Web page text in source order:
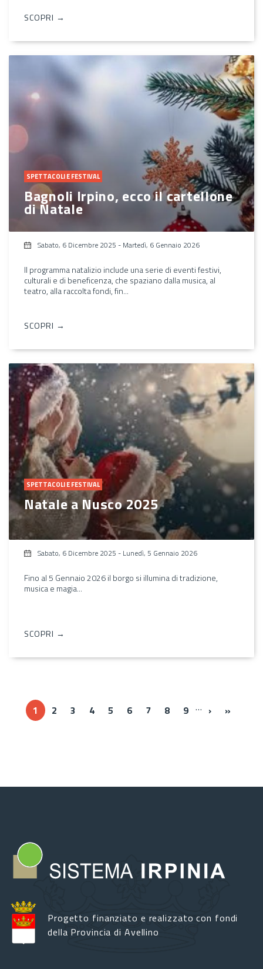
SCOPRI →
SPETTACOLI E FESTIVAL
Bagnoli Irpino, ecco il cartellone
di Natale
Sabato, 6 Dicembre 2025 - Martedì, 6 Gennaio 2026
Il programma natalizio include una serie di eventi festivi,
culturali e di beneficenza, che spaziano dalla musica, al
teatro, alla raccolta fondi, fin...
SCOPRI →
SPETTACOLI E FESTIVAL
Natale a Nusco 2025
Sabato, 6 Dicembre 2025 - Lunedì, 5 Gennaio 2026
Fino al 5 Gennaio 2026 il borgo si illumina di tradizione,
musica e magia...
SCOPRI →
1 2 3 4 5 6 7 8 9 … ››› »Ultima
Progetto finanziato e realizzato con fondi
della Provincia di Avellino